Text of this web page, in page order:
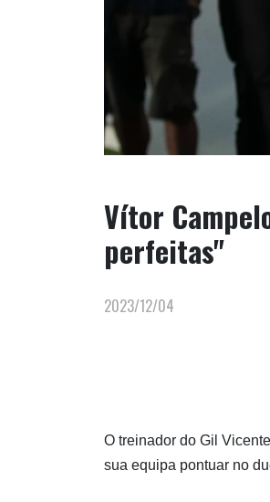
Vítor
perfeitas"
2023/12/04
O treinador do Gil
sua equipa pontuar no